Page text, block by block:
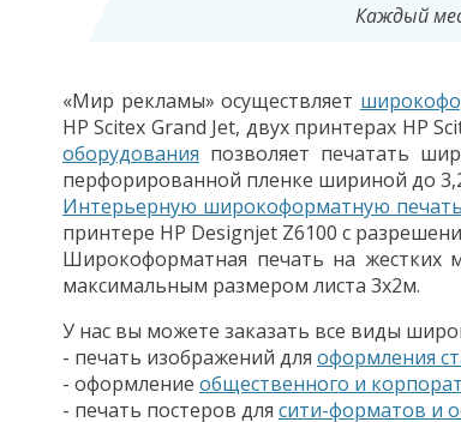
Каждый
«Мир рекламы» осуществляет
HP Scitex Grand Jet, двух принтерах HP
оборудования позволяет печатать
перфорированной пленке шириной до
Интерьерную широкоформатную печать
принтере HP Designjet Z6100 с
Широкоформатная печать на жестких
максимальным размером листа 3х2м.
У нас вы можете заказать все виды
- печать изображений для оформления
- оформление общественного и
- печать постеров для сити-форматов и